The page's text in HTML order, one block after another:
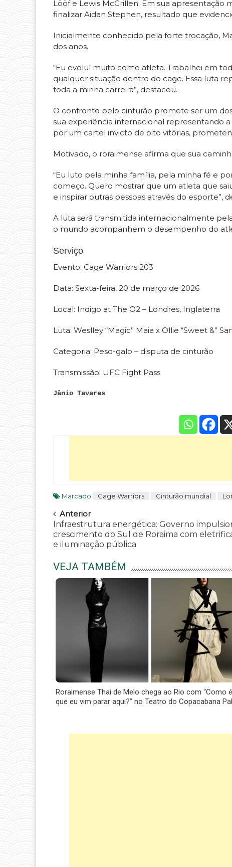
Lööf e Lewis McGrillen. Em sua
finalizar Aidan Stephen, resultado que
Inicialmente conhecido pela forte trocação,
dos anos.
“Eu evoluí muito como atleta. Trabalhei em
qualquer situação dentro do cage. Essa luta
toda a minha carreira”, destacou.
O confronto pelo cinturão promete ser um
sua experiência internacional representando
por um cartel invicto de oito vitórias,
Motivado, o roraimense afirma que sua
“Eu luto pela minha família, pela minha fé e
começo. Quero mostrar que um atleta que
e inspirar outras pessoas através do esporte”,
A luta será transmitida internacionalmente
o mundo acompanhem o desempenho do
Serviço
Evento: Cage Warriors 203
Data: Sexta-feira, 20 de março de 2026
Local: Indigo at The O2 – Londres, Inglaterra
Luta: Weslley “Magic” Maia x Ollie “Sweet &”
Categoria: Peso-galo – disputa de cinturão
Transmissão: UFC Fight Pass
Jânio Tavares
Marcado Cage Warriors Cinturão mundial
Navegar
Anterior
Infraestrutura energética: Governo
crescimento do Sul de Roraima com
e iluminação pública
VEJA TAMBÉM
Roraimense Thai de Melo chega ao Rio com “Como é
que eu vim parar aqui?” no Teatro do Copacabana